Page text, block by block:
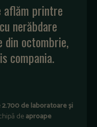
aflăm printre
nerăbdare
din octombrie,
compania.
2.700 de laboratoare și
deaproape